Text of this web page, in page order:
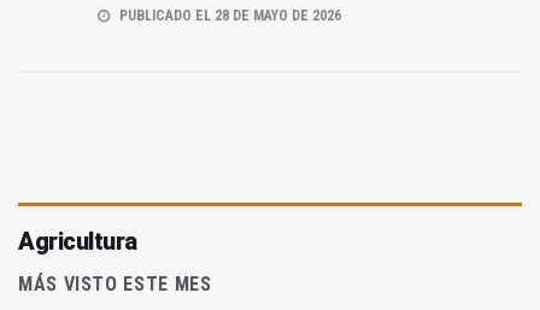
PUBLICADO EL 28 DE MAYO DE 2026
Agricultura
MÁS VISTO ESTE MES